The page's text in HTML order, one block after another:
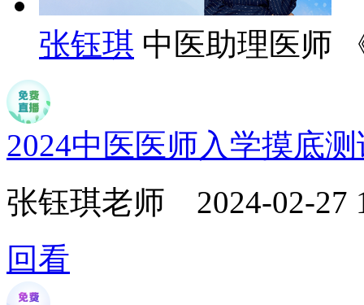
张钰琪 中医助理医师
2024中医医师入学摸底
张钰琪老师 2024-02-27
回看